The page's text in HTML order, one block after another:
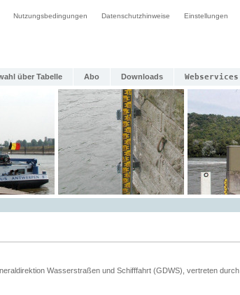
Nutzungsbedingungen Datenschutzhinweise Einstellungen
über Tabelle Abo Downloads Webservices
Wasserstraßen und Schifffahrt (GDWS), vertreten durch